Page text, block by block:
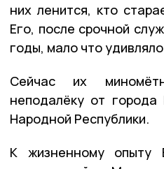
них ленится, кто
Его, после срочной
годы, мало что
Сейчас их
неподалёку от города
Народной Республики.
К жизненному опыту